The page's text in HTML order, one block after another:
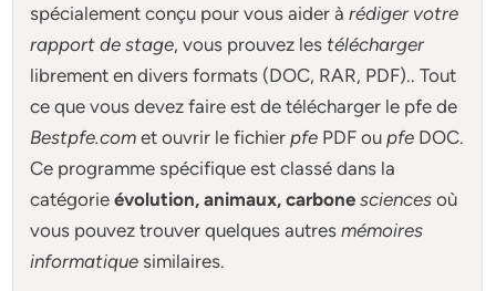
spécialement conçu pourvous aider àrédiger votre
rapport de stage, vous prouvez les télécharger
librement en divers formats (DOC, RAR, PDF).. Tout
ce que vous devez faire est de télécharger le pfe de
Bestpfe.com et ouvrir le fichierpfe PDF oupfe DOC.
Ce programme spécifique est classé dans la
catégorie évolution, animaux, carbonesciencesoù
vous pouvez trouver quelques autresmémoires
informatique similaires.